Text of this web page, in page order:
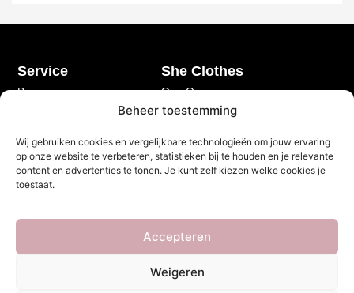
Beheer toestemming
Wij gebruiken cookies en vergelijkbare technologieën om jouw ervaring
op onze website te verbeteren, statistieken bij te houden en je relevante
content en advertenties te tonen. Je kunt zelf kiezen welke cookies je
toestaat.
Accepteren
Weigeren
Service
Bezorgen
Retourneren
My account
Contact
She Clothes
Over Ons
Veelgestelde vragen
Privacy Policy
Algemene voorwaarden
Klantenservice